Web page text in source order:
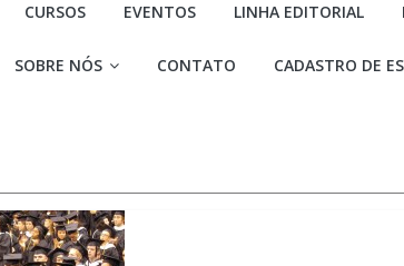
Liberal
mais
importante
da
CURSOS EVENTOS LINHA EDITORIAL
SOBRE NÓS CONTATO CADASTRO DE